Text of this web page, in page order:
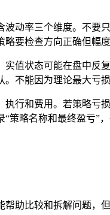
动率三个维度。不要
要检查方向正确但幅
值状态可能在盘中反
不能因为理论最大亏
执行和费用。若策略
策略名称和最终盈亏”
助比较和拆解问题，